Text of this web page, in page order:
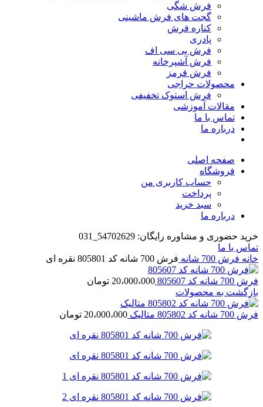
فرش شگی
گجت های فرش ماشینی
کناره فرش
پادری
فرش بی سی اف
فرش آشپرخانه
فرش قرمز
محصولات حراجی
فرش استوک تخفیفی
مقالات آموزشی
تماس با ما
درباره ما
صفحه اصلی
فروشگاه
حساب کاربری من
پرداخت
سبد خرید
درباره ما
خرید حضوری و مشاوره رایگان: 54702629_031
تماس با ما
خانه فرش 700 شانه فرش 700 شانه کد 805801 نقره ای
فرش 700 شانه کد 805607 20،000،000 تومان
بازگشت به محصولات
فرش 700 شانه کد 805802 متالیک 20،000،000 تومان